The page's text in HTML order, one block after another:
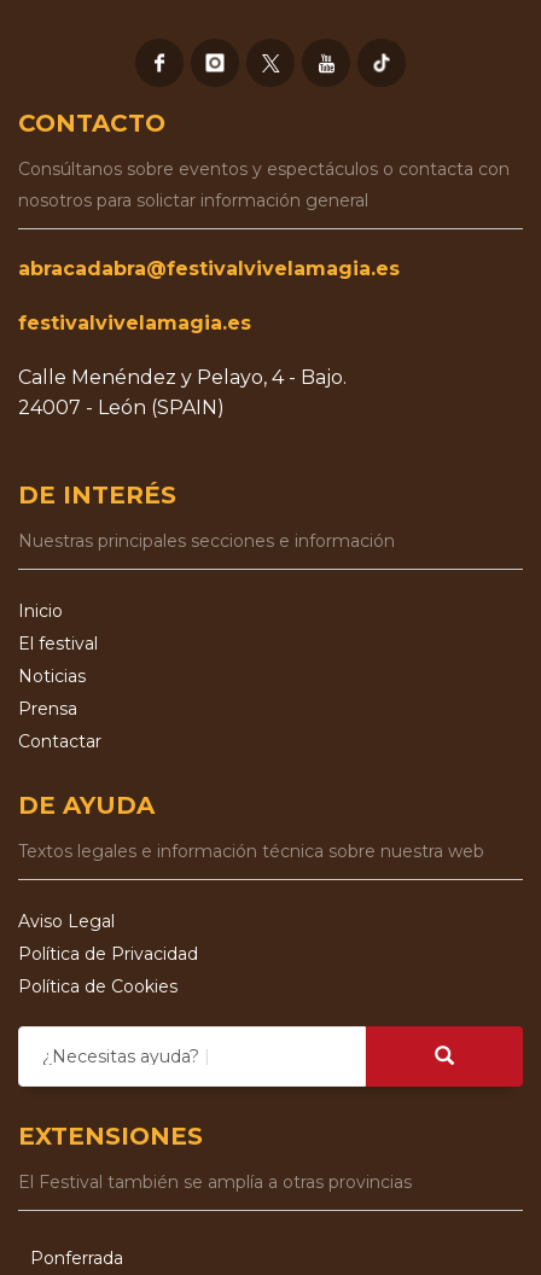
CONTACTO
Consúltanos sobre eventos y espectáculos o contacta con
nosotros para solictar información general
abracadabra@festivalvivelamagia.es
festivalvivelamagia.es
Calle Menéndez y Pelayo, 4 - Bajo.
24007 - León (SPAIN)
DE INTERÉS
Nuestras principales secciones e información
Inicio
El festival
Noticias
Prensa
Contactar
DE AYUDA
Textos legales e información técnica sobre nuestra web
Aviso Legal
Política de Privacidad
Política de Cookies
¿Necesitas ayuda?
EXTENSIONES
El Festival también se amplía a otras provincias
Ponferrada